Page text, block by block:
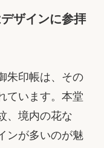
ザインに参拝
朱印帳は、その
ています。本堂
、境内の花な
ンが多いのが魅